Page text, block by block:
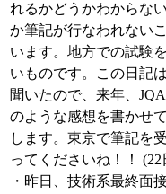
れるかどうかわからな
か筆記が行なわれない
います。地方での試験
いものです。この日記
聞いたので、来年、
のような感想を書かせ
します。東京で筆記を
ってくださいね！！ (22
・昨日、技術系最終面